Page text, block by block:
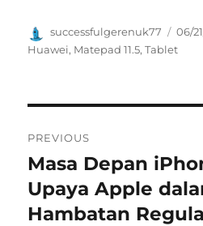
Author
successfulgerenuk77
on
06/
Huawei, Matepad 11.5,Tablet
pos
PREVIOUS
Previous
post:
Masa Depan
Upaya Apple
Hambatan